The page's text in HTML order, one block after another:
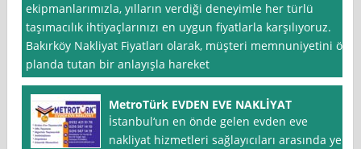
ekipmanlarımızla, yılların verdiği deneyimle her türlü
taşımacılık ihtiyaçlarınızı en uygun fiyatlarla karşılıyoruz.
Bakırköy Nakliyat Fiyatları olarak, müşteri memnuniyetini ön
planda tutan bir anlayışla hareket
MetroTürk EVDEN EVE NAKLİYAT
İstanbul‘un en önde gelen evden eve
nakliyat hizmetleri sağlayıcıları arasında yer